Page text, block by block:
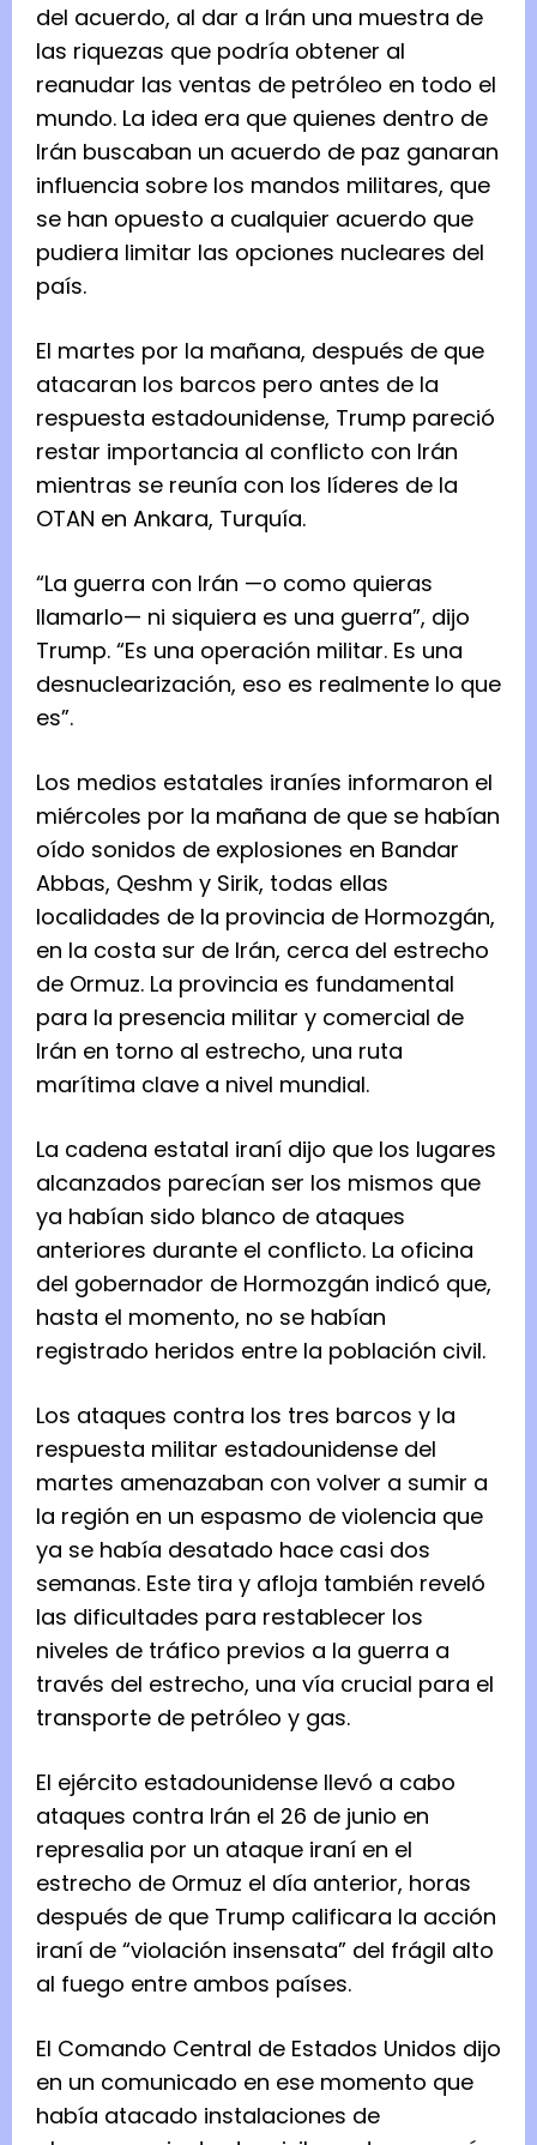
del acuerdo, al dar a Irán una muestra de
las riquezas que podría obtener al
reanudar las ventas de petróleo en todo el
mundo. La idea era que quienes dentro de
Irán buscaban un acuerdo de paz ganaran
influencia sobre los mandos militares, que
se han opuesto a cualquier acuerdo que
pudiera limitar las opciones nucleares del
país.
El martes por la mañana, después de que
atacaran los barcos pero antes de la
respuesta estadounidense, Trump pareció
restar importancia al conflicto con Irán
mientras se reunía con los líderes de la
OTAN en Ankara, Turquía.
“La guerra con Irán —o como quieras
llamarlo— ni siquiera es una guerra”, dijo
Trump. “Es una operación militar. Es una
desnuclearización, eso es realmente lo que
es”.
Los medios estatales iraníes informaron el
miércoles por la mañana de que se habían
oído sonidos de explosiones en Bandar
Abbas, Qeshm y Sirik, todas ellas
localidades de la provincia de Hormozgán,
en la costa sur de Irán, cerca del estrecho
de Ormuz. La provincia es fundamental
para la presencia militar y comercial de
Irán en torno al estrecho, una ruta
marítima clave a nivel mundial.
La cadena estatal iraní dijo que los lugares
alcanzados parecían ser los mismos que
ya habían sido blanco de ataques
anteriores durante el conflicto. La oficina
del gobernador de Hormozgán indicó que,
hasta el momento, no se habían
registrado heridos entre la población civil.
Los ataques contra los tres barcos y la
respuesta militar estadounidense del
martes amenazaban con volver a sumir a
la región en un espasmo de violencia que
ya se había desatado hace casi dos
semanas. Este tira y afloja también reveló
las dificultades para restablecer los
niveles de tráfico previos a la guerra a
través del estrecho, una vía crucial para el
transporte de petróleo y gas.
El ejército estadounidense llevó a cabo
ataques contra Irán el 26 de junio en
represalia por un ataque iraní en el
estrecho de Ormuz el día anterior, horas
después de que Trump calificara la acción
iraní de “violación insensata” del frágil alto
al fuego entre ambos países.
El Comando Central de Estados Unidos dijo
en un comunicado en ese momento que
había atacado instalaciones de